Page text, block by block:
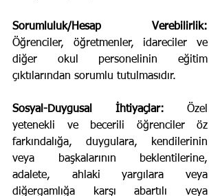
Sorumluluk/Hesap Verebilirlik:
Öğrenciler, öğretmenler, idareciler ve
diğer okul personelinin eğitim
çıktılarından sorumlu tutulmasıdır.
Sosyal-Duygusal İhtiyaçlar: Özel
yetenekli ve becerili öğrenciler öz
farkındalığa, duygulara, kendilerinin
veya başkalarının beklentilerine,
adalete, ahlaki yargılara veya
diğergamlığa karşı abartılı veya